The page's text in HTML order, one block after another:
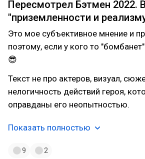
Пересмотрел Бэтмен 2022.
"приземленности и
Это мое субъективное мнение и
поэтому, если у кого то
😎
Текст не про актеров, визуал,
нелогичность действий героя,
оправданы его неопытностью.
Показать полностью
9 2